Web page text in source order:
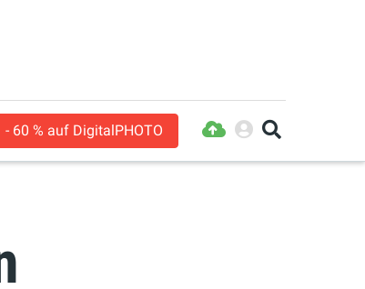
- 60 % auf DigitalPHOTO